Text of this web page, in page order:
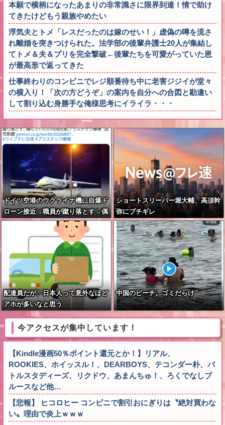
本願で横柄になったあまりの非常識さに限界到達！情で助け
てきたけどもう親族やめたい
浮気夫とトメ「レスだったのは嫁のせい！」虚偽の噂を流さ
れ離婚を突きつけられた。法学部の後輩弁護士20人が集結し
てトメ＆夫＆プリを完全撃破←後輩たちを可愛がっていた恩
が最高形で返ってきた
仕事終わりのコンビニでレジ順番待ち中に老害ジジイが堂々
の横入り！「次の方どうぞ」の案内を自分への合図と勘違い
して割り込む身勝手な俺様思考にイライラ・・・
ドイツ空港のウクライナ機に自爆ド
ローン接近→職員が蹴り落とす→偶
然起爆装置が壊れセーフ
ショートスリーパー堀大輔、高須幹
弥にブチギレ
配達員だが、日本人って意外なほど
アホが多いなと思う
中国のビーチ。ゴミだらけ
今アクセスが集中しています！
【Kindle漫画50％ポイント還元とか！】リアル、
ROOKIES、ホイッスル！、DEARBOYS、テコンダー朴、バ
トルスタディーズ、リクドウ、あまんちゅ！、ろくでなしブ
ルースなど他…
【悲報】 ヒコロヒー コンビニで割引おにぎりは〝絶対買わな
い〟理由で炎上ｗｗｗ